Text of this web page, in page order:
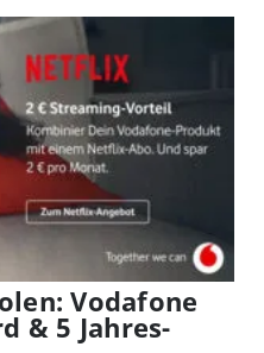
Vodafone
& 5 Jahres-